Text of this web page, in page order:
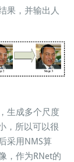
果，并输出人
生成多个尺度
，所以可以很
采用NMS算
，作为RNet的